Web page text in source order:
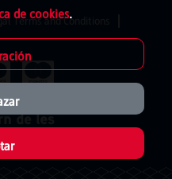
de cookies.
Terms and Conditions